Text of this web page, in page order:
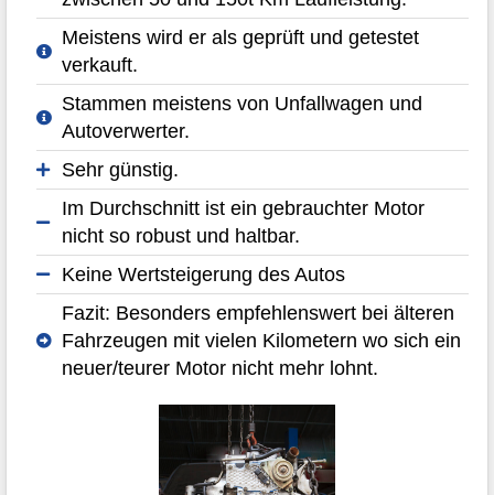
Meistens wird er als geprüft und getestet
verkauft.
Stammen meistens von Unfallwagen und
Autoverwerter.
Sehr günstig.
Im Durchschnitt ist ein gebrauchter Motor
nicht so robust und haltbar.
Keine Wertsteigerung des Autos
Fazit: Besonders empfehlenswert bei älteren
Fahrzeugen mit vielen Kilometern wo sich ein
neuer/teurer Motor nicht mehr lohnt.